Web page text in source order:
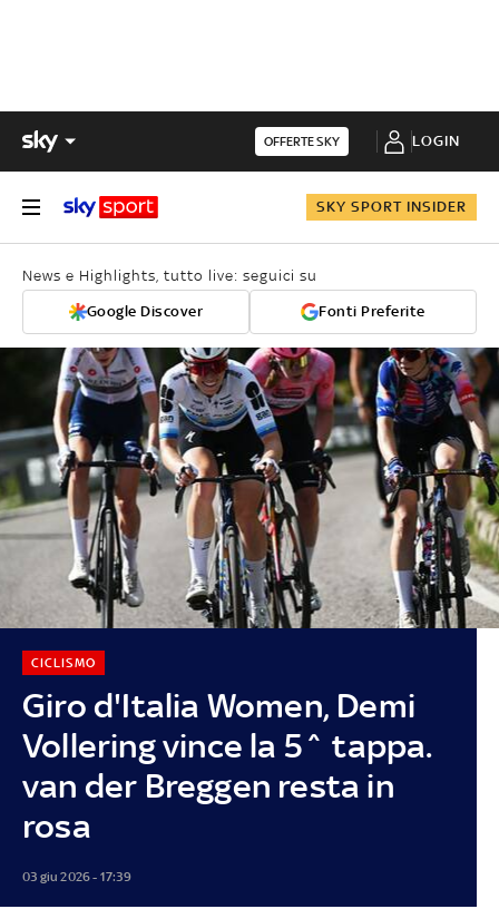
OFFERTE SKY LOGIN
SKY SPORT INSIDER
News e Highlights, tutto live: seguici su
Google Discover Fonti Preferite
Giro d'Italia Women, Demi
Vollering vince la 5^ tappa.
van der Breggen resta in
rosa
CICLISMO
03 giu 2026 - 17:39